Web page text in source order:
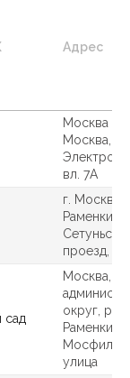
Адрес
Москва
Москва,
вл. 7А
г. Москва,
Раменки,
проезд,
Москва,
округ,
Раменки,
улица